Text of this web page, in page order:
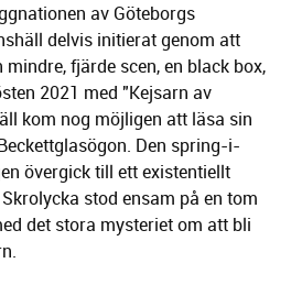
av Göteborgs
delvis initierat genom att
fjärde scen, en black box,
2021 med "Kejsarn av
kom nog möjligen att läsa sin
Den spring-i-
övergick till ett existentiellt
stod ensam på en tom
det stora mysteriet om att bli